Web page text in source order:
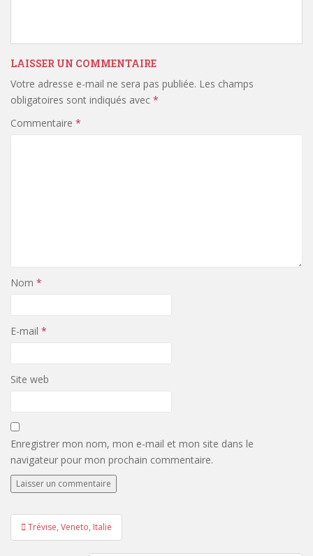
LAISSER UN COMMENTAIRE
Votre adresse e-mail ne sera pas publiée. Les champs
obligatoires sont indiqués avec *
Commentaire *
Nom *
E-mail *
Site web
Enregistrer mon nom, mon e-mail et mon site dans le
navigateur pour mon prochain commentaire.
Navigation
de
Trévise, Veneto, Italie